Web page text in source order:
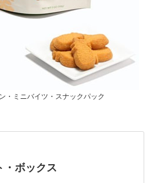
・ミニバイツ・スナックパック
・ボックス